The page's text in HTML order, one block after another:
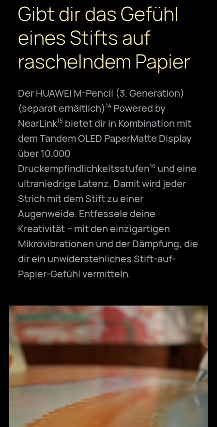
Gibt dir das Gefühl
eines Stifts auf
raschelndem Papier
Der HUAWEI M-Pencil (3. Generation)
(separat erhältlich)14 Powered by
NearLink15 bietet dir in Kombination mit
dem Tandem OLED PaperMatte Display
über 10.000
Druckempfindlichkeitsstufen16 und eine
ultraniedrige Latenz. Damit wird jeder
Strich mit dem Stift zu einer
Augenweide. Entfessele deine
Kreativität – mit den einzigartigen
Mikrovibrationen und der Dämpfung, die
dir ein unwiderstehliches Stift-auf-
Papier-Gefühl vermitteln.